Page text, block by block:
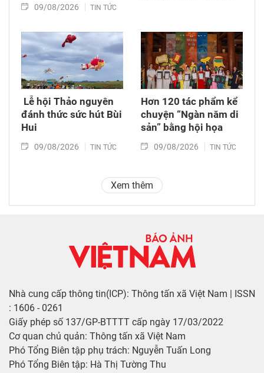
09/08/2026 TIN TỨC
​ Lễ hội Thảo nguyên
đánh thức sức hút Bùi
Hui
09/08/2026 TIN TỨC
Hơn 120 tác phẩm kể
chuyện “Ngàn năm di
sản” bằng hội họa
09/08/2026 TIN TỨC
Xem thêm
Nhà cung cấp thông tin(ICP): Thông tấn xã Việt Nam | ISSN
: 1606 - 0261
Giấy phép số 137/GP-BTTTT cấp ngày 17/03/2022
Cơ quan chủ quản: Thông tấn xã Việt Nam
Phó Tổng Biên tập phụ trách: Nguyễn Tuấn Long
Phó Tổng Biên tập: Hà Thị Tường Thu